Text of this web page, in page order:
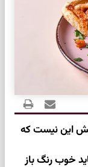
این نیست که
خوب رنگ باز